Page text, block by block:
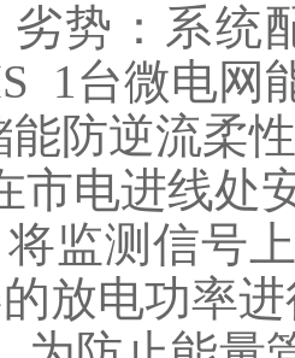
劣势：系统
1台微电网
能防逆流柔
市电进线处
将监测信号
放电功率